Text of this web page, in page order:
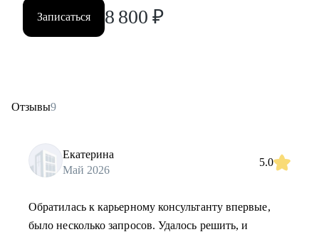
Записаться 8 800 ₽
Отзывы9
Екатерина
Май 2026
5.0
Обратилась к карьерному консультанту впервые,
было несколько запросов. Удалось решить, и